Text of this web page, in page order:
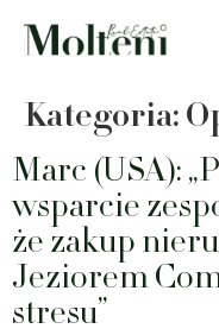
Kategoria:
Marc (USA):
wsparcie
że zakup
Jeziorem
stresu”